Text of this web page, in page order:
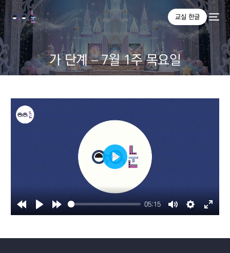
교실 한글
가 단계 – 7월 1주 목요일
Rewind
Play Forward
05:15
MuteSettings
Enter
Play